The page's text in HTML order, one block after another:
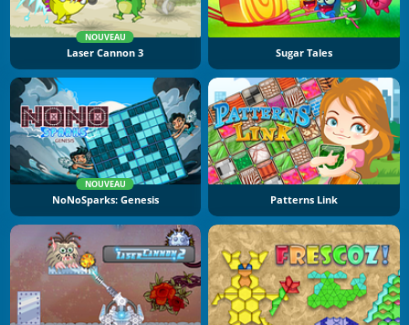
NOUVEAU
Laser Cannon 3 Sugar Tales
NOUVEAU
NoNoSparks: Genesis Patterns Link